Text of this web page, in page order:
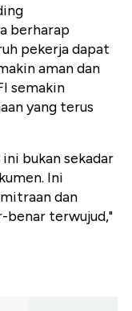
berharap
pekerja dapat
aman dan
semakin
yang terus
bukan sekadar
Ini
dan
benar terwujud,"